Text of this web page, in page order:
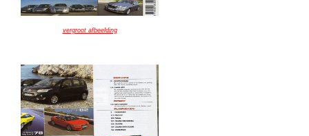
vergroot afbeelding